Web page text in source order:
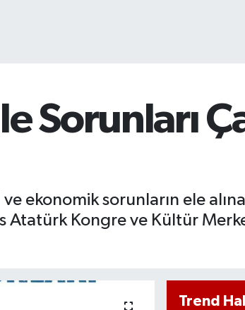
Sorunları
ekonomik sorunların ele
Atatürk Kongre ve Kültür
Trend